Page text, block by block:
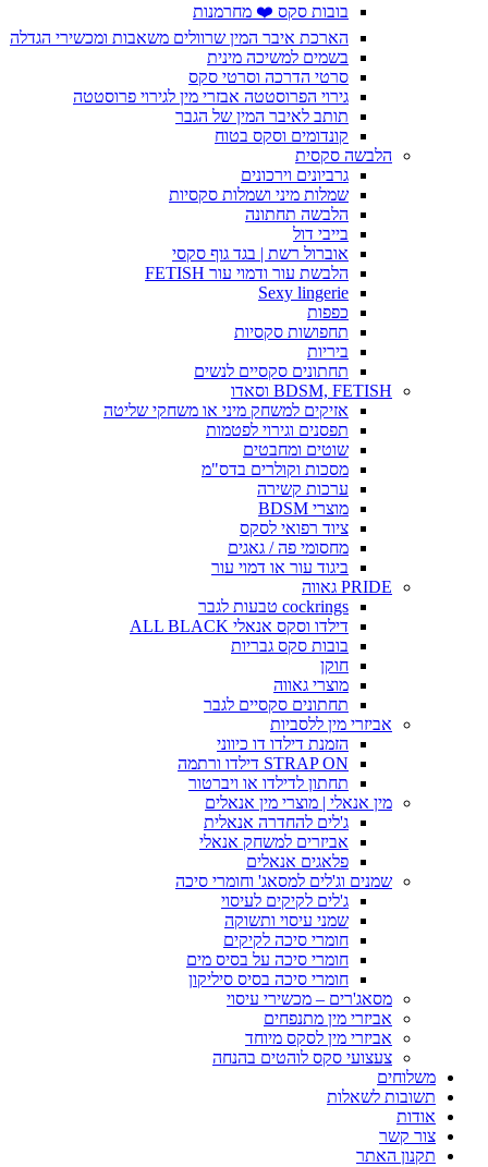
בובות סקס ❤️ מחרמנות
הארכת איבר המין שרוולים משאבות ומכשירי הגדלה
בשמים למשיכה מינית
סרטי הדרכה וסרטי סקס
גירוי הפרוסטטה אבזרי מין לגירוי פרוסטטה
תותב לאיבר המין של הגבר
קונדומים וסקס בטוח
הלבשה סקסית
גרביונים וירכונים
שמלות מיני ושמלות סקסיות
הלבשה תחתונה
בייבי דול
אוברול רשת | בגד גוף סקסי
הלבשת עור ודמוי עור FETISH
Sexy lingerie
כפפות
תחפושות סקסיות
ביריות
תחתונים סקסיים לנשים
BDSM, FETISH וסאדו
אזיקים למשחק מיני או משחקי שליטה
תפסנים וגירוי לפטמות
שוטים ומחבטים
מסכות וקולרים בדס"מ
ערכות קשירה
מוצרי BDSM
ציוד רפואי לסקס
מחסומי פה / גאגים
ביגוד עור או דמוי עור
PRIDE גאווה
cockrings טבעות לגבר
דילדו וסקס אנאלי ALL BLACK
בובות סקס גבריות
חוקן
מוצרי גאווה
תחתונים סקסיים לגבר
אביזרי מין ללסביות
הזמנת דילדו דו כיווני
STRAP ON דילדו ורתמה
תחתון לדילדו או ויברטור
מין אנאלי | מוצרי מין אנאלים
ג'לים להחדרה אנאלית
אביזרים למשחק אנאלי
פלאגים אנאלים
שמנים וג'לים למסאג' וחומרי סיכה
ג'לים לקיקים לעיסוי
שמני עיסוי ותשוקה
חומרי סיכה לקיקים
חומרי סיכה על בסיס מים
חומרי סיכה בסיס סיליקון
מסאג'רים – מכשירי עיסוי
אביזרי מין מתנפחים
אביזרי מין לסקס מיוחד
צעצועי סקס לוהטים בהנחה
משלוחים
תשובות לשאלות
אודות
צור קשר
תקנון האתר